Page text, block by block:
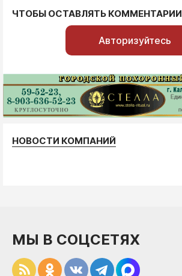
ЧТОБЫ ОСТАВЛЯТЬ КОММЕНТАРИИ
Авторизуйтесь
НОВОСТИ КОМПАНИЙ
МЫ В СОЦСЕТЯХ